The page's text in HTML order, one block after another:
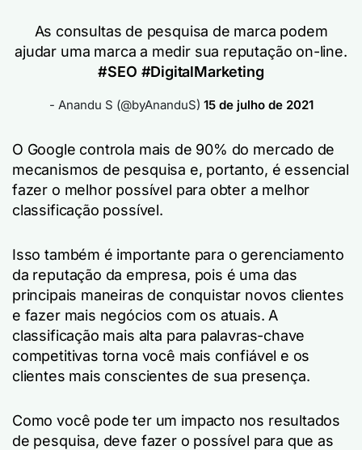
As consultas de pesquisa de marca podem
ajudar uma marca a medir sua reputação on-line.
#SEO #DigitalMarketing
- Anandu S (@byAnanduS) 15 de julho de 2021
O Google controla mais de 90% do mercado de
mecanismos de pesquisa e, portanto, é essencial
fazer o melhor possível para obter a melhor
classificação possível.
Isso também é importante para o gerenciamento
da reputação da empresa, pois é uma das
principais maneiras de conquistar novos clientes
e fazer mais negócios com os atuais. A
classificação mais alta para palavras-chave
competitivas torna você mais confiável e os
clientes mais conscientes de sua presença.
Como você pode ter um impacto nos resultados
de pesquisa, deve fazer o possível para que as